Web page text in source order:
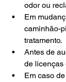
odor ou
Em
caminhão-
tratamento.
Antes de
de licenças
Em caso